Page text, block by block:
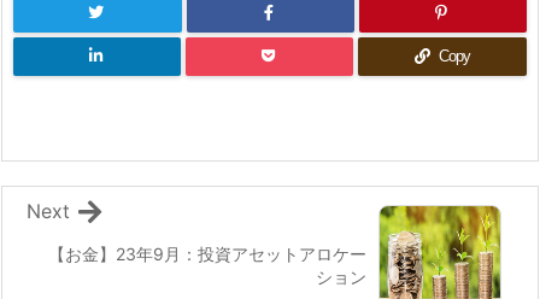
Copy
【お金】23年9月：投資アセットアロケー
ション
Next